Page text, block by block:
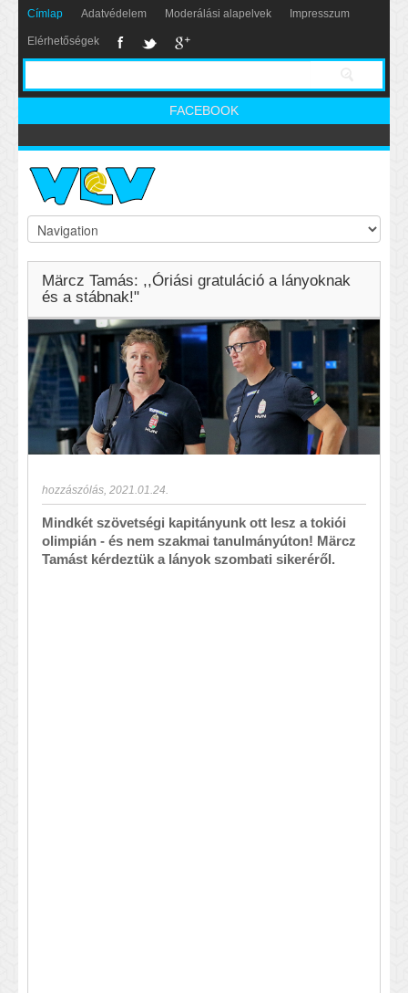
Címlap Adatvédelem Moderálási alapelvek Impresszum
Elérhetőségek
FACEBOOK
Märcz Tamás: ,,Óriási gratuláció a lányoknak
és a stábnak!"
hozzászólás 2021.01.24.
Mindkét szövetségi kapitányunk ott lesz a tokiói
olimpián - és nem szakmai tanulmányúton! Märcz
Tamást kérdeztük a lányok szombati sikeréről.